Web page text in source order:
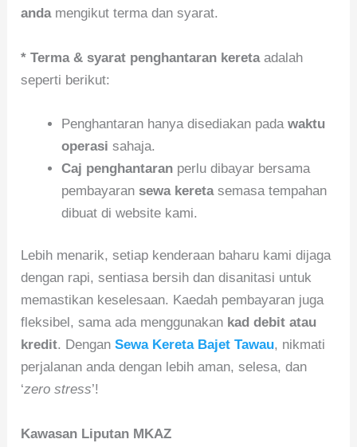
andamengikut terma dan syarat.
* Terma & syarat penghantaran keretaadalah
seperti berikut:
Penghantaran hanya disediakan padawaktu
operasisahaja.
Caj penghantaran perlu dibayar bersama
pembayaransewa keretasemasa tempahan
dibuat di website kami.
Lebih menarik, setiap kenderaan baharu kami dijaga
dengan rapi, sentiasa bersih dan disanitasi untuk
memastikan keselesaan. Kaedah pembayaran juga
fleksibel, sama ada menggunakan kad debit atau
kredit. DenganSewa Kereta Bajet Tawau, nikmati
perjalanan anda dengan lebih aman, selesa, dan
‘zero stress’!
Kawasan Liputan MKAZ